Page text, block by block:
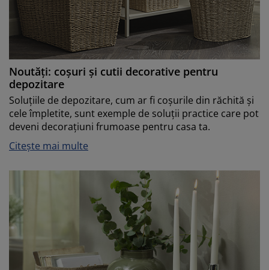
Noutăți: coșuri și cutii decorative pentru
depozitare
Soluțiile de depozitare, cum ar fi coșurile din răchită și
cele împletite, sunt exemple de soluții practice care pot
deveni decorațiuni frumoase pentru casa ta.
Citește mai multe